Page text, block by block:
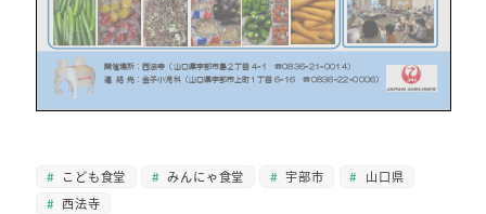
こども食堂 みんにゃ食堂 宇部市
山口県
西法寺